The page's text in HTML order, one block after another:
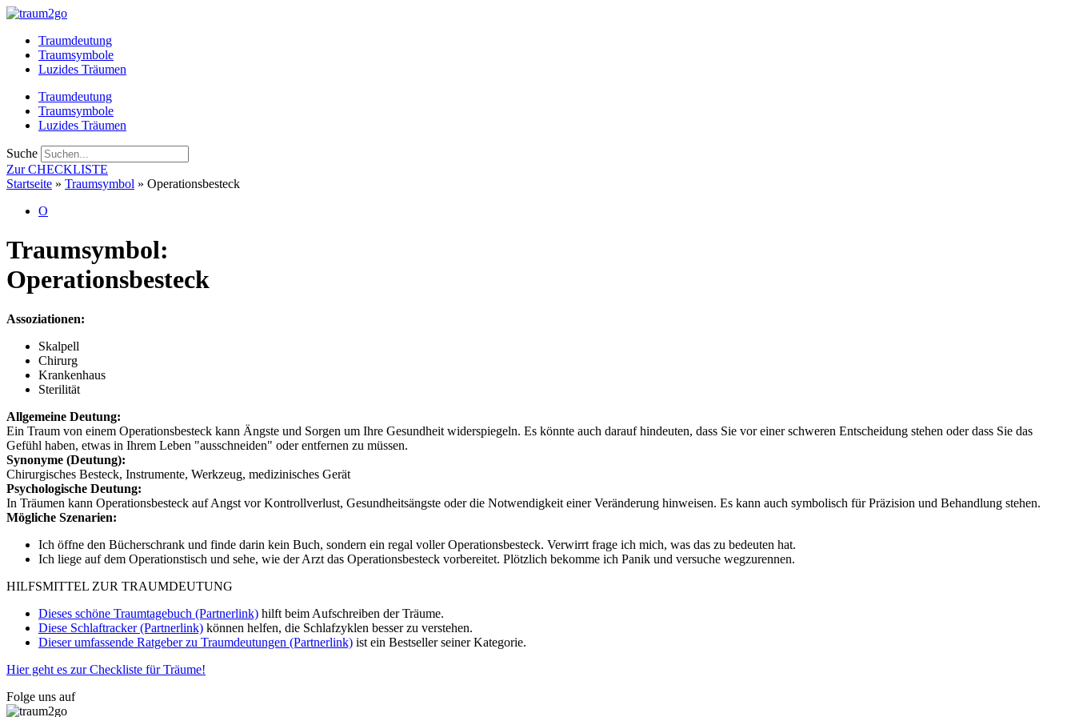
Zum
springenTraumdeutung
Traumsymbole
Luzides Träumen
Traumdeutung
Traumsymbole
Luzides Träumen
Suche
Zur CHECKLISTE
Startseite » Traumsymbol » Operationsbesteck
O
Traumsymbol:
Operationsbesteck
Assoziationen:
Skalpell
Chirurg
Krankenhaus
Sterilität
Allgemeine Deutung:
Ein Traum von einem Operationsbesteck kann Ängste und Sorgen um Ihre Gesundheit widerspiegeln. Es könnte auch darauf hindeuten, dass Sie vor einer schweren Entscheidung stehen oder dass Sie das
Gefühl haben, etwas in Ihrem Leben "ausschneiden" oder entfernen zu müssen.
Synonyme (Deutung):
Chirurgisches Besteck, Instrumente, Werkzeug, medizinisches Gerät
Psychologische Deutung:
In Träumen kann Operationsbesteck auf Angst vor Kontrollverlust, Gesundheitsängste oder die Notwendigkeit einer Veränderung hinweisen. Es kann auch symbolisch für Präzision und Behandlung stehen.
Mögliche Szenarien:
Ich öffne den Bücherschrank und finde darin kein Buch, sondern ein regal voller Operationsbesteck. Verwirrt frage ich mich, was das zu bedeuten hat.
Ich liege auf dem Operationstisch und sehe, wie der Arzt das Operationsbesteck vorbereitet. Plötzlich bekomme ich Panik und versuche wegzurennen.
HILFSMITTEL ZUR TRAUMDEUTUNG
Dieses schöne Traumtagebuch (Partnerlink) hilft beim Aufschreiben der Träume.
Diese Schlaftracker (Partnerlink) können helfen, die Schlafzyklen besser zu verstehen.
Dieser umfassende Ratgeber zu Traumdeutungen (Partnerlink) ist ein Bestseller seiner Kategorie.
Hier geht es zur Checkliste für Träume!
Folge uns auf